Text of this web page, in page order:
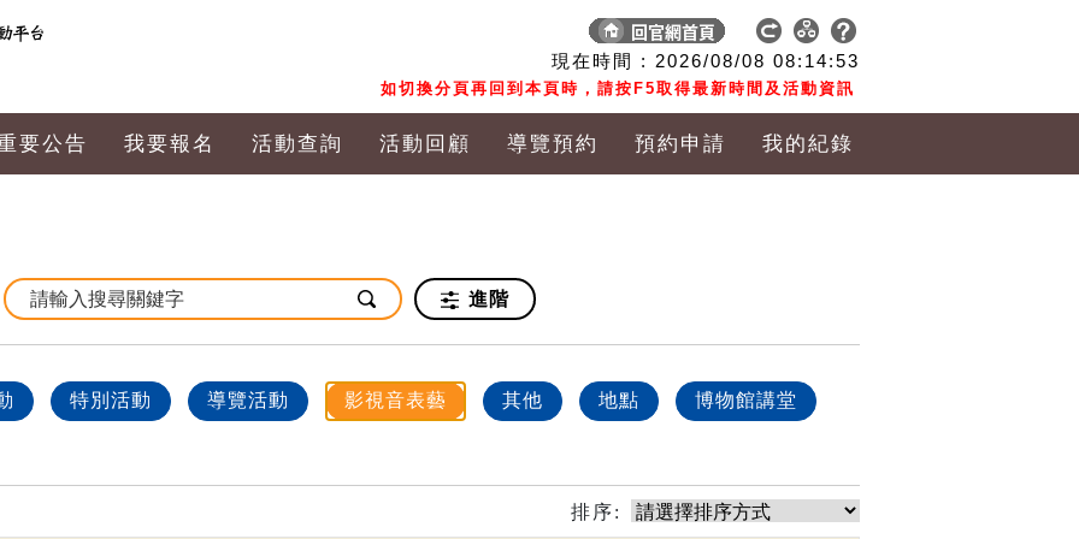
現在時間 : 2026/08/08 08:14:54
如切換分頁再回到本頁時，請按F5取得最新時間及活動資訊
要公告 我要報名 活動查詢 活動回顧 導覽預約 預約申請 我的紀錄
進階
特別活動 導覽活動 影視音表藝 其他 地點 博物館講堂
排序: